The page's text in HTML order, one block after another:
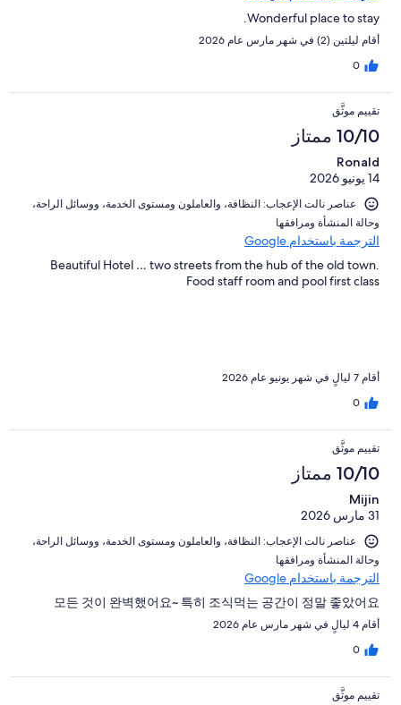
Wonderful place to stay.
أقام ليلتين (2) في شهر مارس عام 2026
0
تقييم موثَّق
10/10 ممتاز
Ronald
14 يونيو 2026
عناصر نالت الإعجاب: ⁦النظافة⁩، و⁦العاملون ومستوى الخدمة⁩، و⁦وسائل الراحة⁩،
و⁦حالة المنشأة ومرافقها⁩
الترجمة باستخدام Google
Beautiful Hotel … two streets from the hub of the old town.
Food staff room and pool first class
أقام 7 ليالٍ في شهر يونيو عام 2026
0
تقييم موثَّق
10/10 ممتاز
Mijin
31 مارس 2026
عناصر نالت الإعجاب: ⁦النظافة⁩، و⁦العاملون ومستوى الخدمة⁩، و⁦وسائل الراحة⁩،
و⁦حالة المنشأة ومرافقها⁩
الترجمة باستخدام Google
모든 것이 완벽했어요~ 특히 조식먹는 공간이 정말 좋았어요
أقام 4 ليالٍ في شهر مارس عام 2026
0
تقييم موثَّق